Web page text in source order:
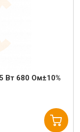
Вт 680 Ом±10%